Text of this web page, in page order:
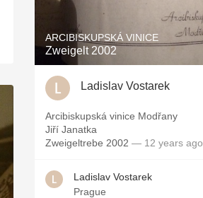
ARCIBISKUPSKÁ VINICE
Zweigelt 2002
Ladislav Vostarek
Arcibiskupská vinice Modřany
Jiří Janatka
Zweigeltrebe 2002 — 12 years ago
Ladislav Vostarek
Prague